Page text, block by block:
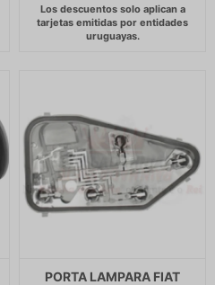
PORTA LAMPARA FIAT